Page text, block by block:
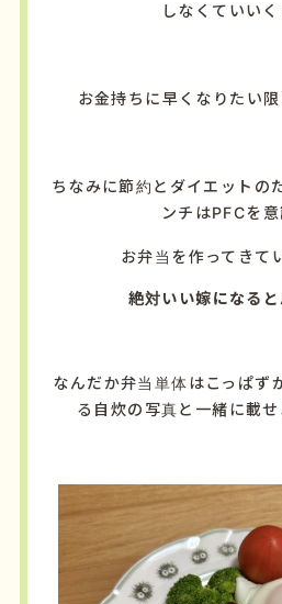
しなくていい
お金持ちに早くなりたい
ちなみに節約とダイエットの
ンチはPFCを
お弁当を作ってきて
絶対いい嫁になると
なんだか弁当単体はこっぱず
る自炊の写真と一緒に載